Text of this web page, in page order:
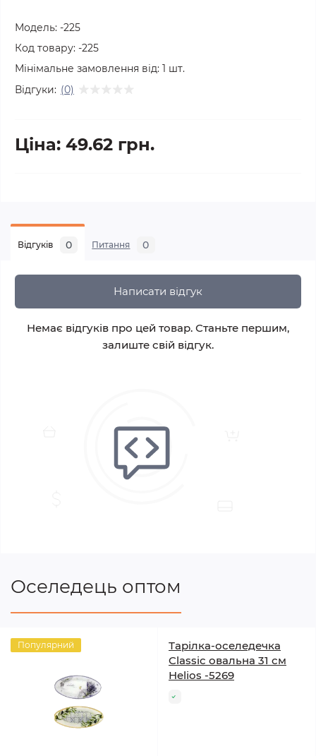
Модель: -225
Код товару: -225
Мінімальне замовлення від: 1 шт.
Відгуки: (0)
Ціна: 49.62 грн.
Відгуків 0 Питання 0
Написати відгук
Немає відгуків про цей товар. Станьте першим,
залиште свій відгук.
Оселедець оптом
Популярний
Тарілка-оселедечка
Classic овальна 31 см
Helios -5269